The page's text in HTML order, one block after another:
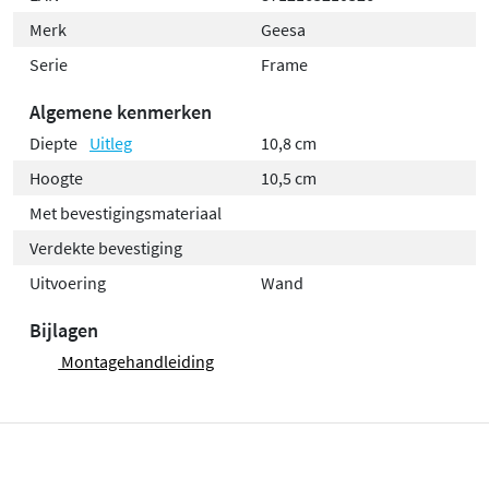
Merk
Geesa
Serie
Frame
Algemene kenmerken
Diepte Uitleg
10,8 cm
Hoogte
10,5 cm
Met bevestigingsmateriaal
Verdekte bevestiging
Uitvoering
Wand
Bijlagen
Montagehandleiding